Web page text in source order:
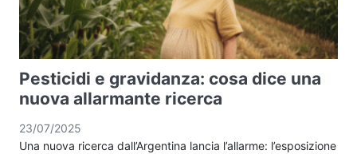
Pesticidi e gravidanza: cosa dice una
nuova allarmante ricerca
23/07/2025
Una nuova ricerca dall’Argentina lancia l’allarme: l’esposizione